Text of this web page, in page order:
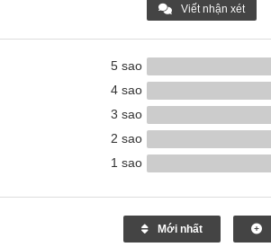
Viết nhận xét
5 sao
4 sao
3 sao
2 sao
1 sao
Mới nhất